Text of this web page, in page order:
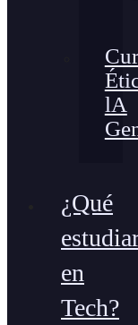
lA
¿Qué
en
Tech?